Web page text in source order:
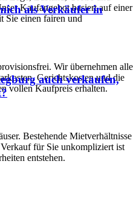
Kaufangebot basiert auf einer
Sie einen fairen und
als Verkäufer in
Wir übernehmen alle
Gerichtskosten und die
vollen Kaufpreis erhalten.
auch verkaufen,
Bestehende Mietverhältnisse
für Sie unkompliziert ist
entstehen.